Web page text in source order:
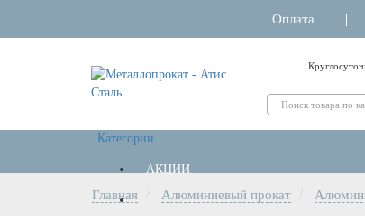
Оплата
Категории
АКЦИИ
Главная Алюминиевый прокат